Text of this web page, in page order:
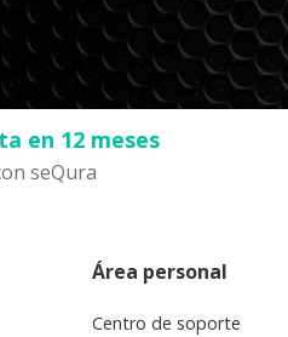
en 12 meses
seQura
Área personal
Centro de soporte